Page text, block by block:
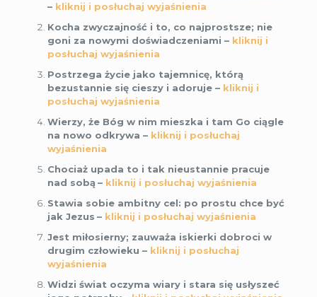
– kliknij i posłuchaj wyjaśnienia
Kocha zwyczajność i to, co najprostsze; nie
goni za nowymi doświadczeniami – kliknij i
posłuchaj wyjaśnienia
Postrzega życie jako tajemnicę, którą
bezustannie się cieszy i adoruje – kliknij i
posłuchaj wyjaśnienia
Wierzy, że Bóg w nim mieszka i tam Go ciągle
na nowo odkrywa – kliknij i posłuchaj
wyjaśnienia
Chociaż upada to i tak nieustannie pracuje
nad sobą – kliknij i posłuchaj wyjaśnienia
Stawia sobie ambitny cel: po prostu chce być
jak Jezus – kliknij i posłuchaj wyjaśnienia
Jest miłosierny; zauważa iskierki dobroci w
drugim człowieku – kliknij i posłuchaj
wyjaśnienia
Widzi świat oczyma wiary i stara się usłyszeć